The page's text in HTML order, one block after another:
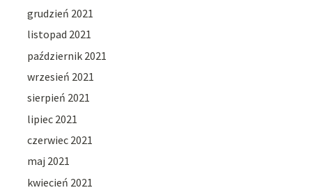
grudzień 2021
listopad 2021
październik 2021
wrzesień 2021
sierpień 2021
lipiec 2021
czerwiec 2021
maj 2021
kwiecień 2021